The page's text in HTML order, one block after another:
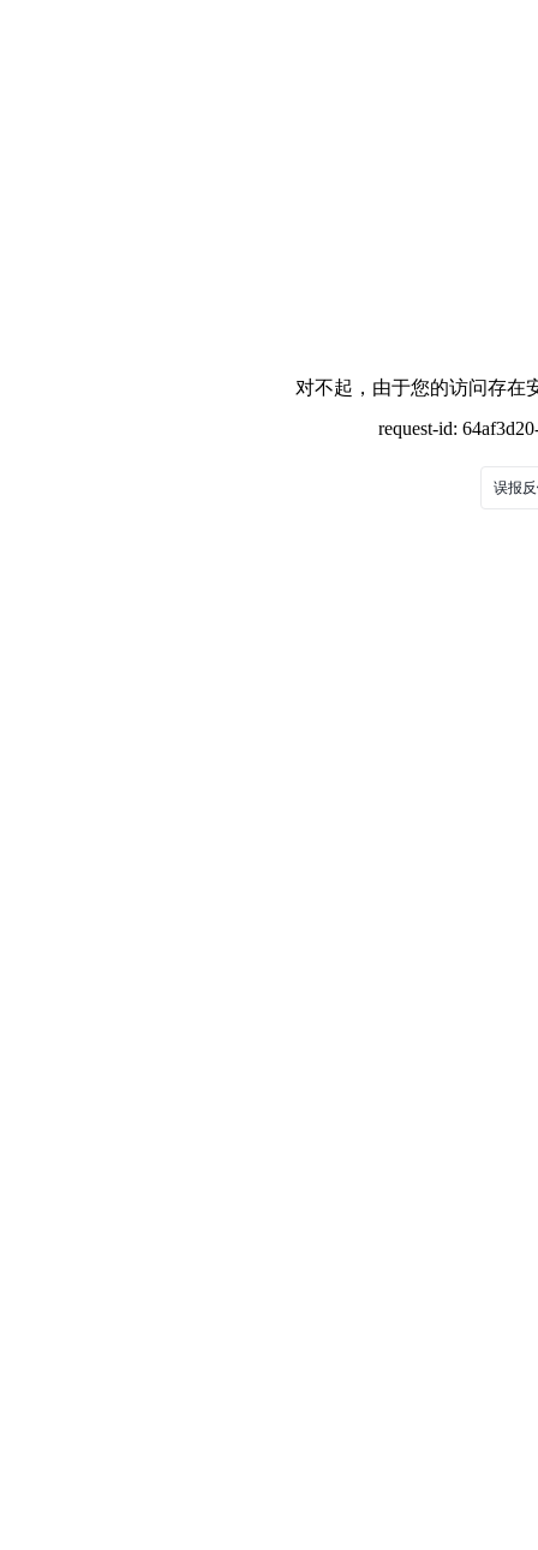
对不起，由于您的访问存在
request-id:
误报